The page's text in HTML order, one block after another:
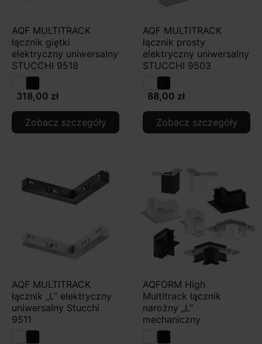
AQF MULTITRACK
łącznik giętki
elektryczny uniwersalny
STUCCHI 9518
318,00 zł
Zobacz szczegóły
AQF MULTITRACK
łącznik prosty
elektryczny uniwersalny
STUCCHI 9503
88,00 zł
Zobacz szczegóły
AQF MULTITRACK
łącznik „L” elektryczny
uniwersalny Stucchi
9511
AQFORM High
Multitrack łącznik
narożny „L”
mechaniczny